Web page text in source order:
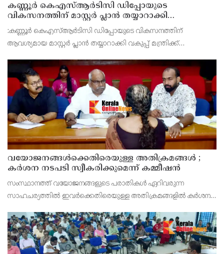
കണ്ണൂർ കെഎസ്ആർടിസി ഡിപ്പോയുടെ
വികസനത്തിന് മാസ്റ്റർ പ്ലാൻ തയ്യാറാക്കി
സമർപ്പിക്കും : ടി ഒ മോഹനൻ എം എൽ എ
:കണ്ണൂർ കെഎസ്ആർടിസി ഡിപ്പോയുടെ വികസനത്തിന്
ആവശ്യമായ മാസ്റ്റർ പ്ലാൻ തയ്യാറാക്കി വകുപ്പ് മന്ത്രിക്ക്
ഡിപ്പോയ്ക്ക് നാല് ഏക്കറിൽ അധികം വരുന്ന സ്ഥലമുണ്ട്
വയോജനങ്ങൾക്കെതിരെയുള്ള അതിക്രമങ്ങൾ ;
കർശന നടപടി സ്വീകരിക്കുമെന്ന് കമ്മീഷൻ
സംസ്ഥാനത്ത് വയോജനങ്ങളുടെ പരാതികൾ ഏറിവരുന്ന
സാഹചര്യത്തിൽ ഇവർക്കെതിരെയുള്ള അതിക്രമങ്ങളിൽ കർശന
കെ. സോമപ്രസാദ്.